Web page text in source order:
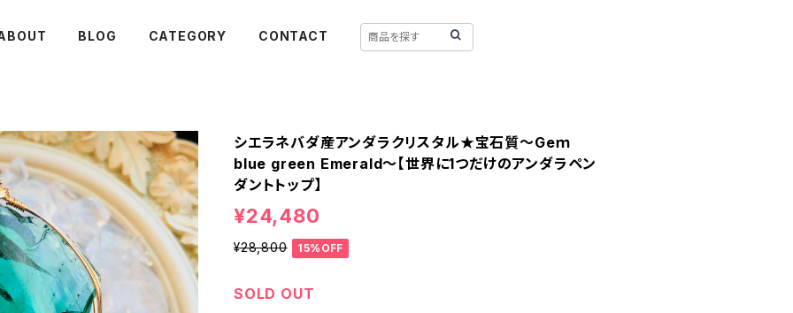
BLOG CATEGORY CONTACT
シエラネバダ産アンダラクリスタル★宝石質～Geｍ
blue green Emerald～【世界に1つだけのアンダラペン
ダントトップ】
¥24,480
¥28,800 15%OFF
SOLD OUT